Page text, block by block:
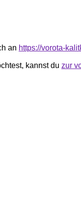
an https://vorota-
kannst du zur